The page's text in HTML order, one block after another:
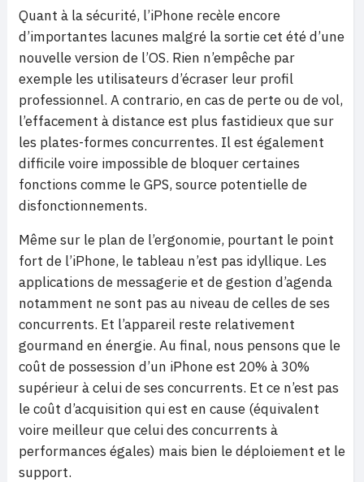
Quant à la sécurité, l’iPhone recèle encore
d’importantes lacunes malgré la sortie cet été d’une
nouvelle version de l’OS. Rien n’empêche par
exemple les utilisateurs d’écraser leur profil
professionnel. A contrario, en cas de perte ou de vol,
l’effacement à distance est plus fastidieux que sur
les plates-formes concurrentes. Il est également
difficile voire impossible de bloquer certaines
fonctions comme le GPS, source potentielle de
disfonctionnements.
Même sur le plan de l’ergonomie, pourtant le point
fort de l’iPhone, le tableau n’est pas idyllique. Les
applications de messagerie et de gestion d’agenda
notamment ne sont pas au niveau de celles de ses
concurrents. Et l’appareil reste relativement
gourmand en énergie. Au final, nous pensons que le
coût de possession d’un iPhone est 20% à 30%
supérieur à celui de ses concurrents. Et ce n’est pas
le coût d’acquisition qui est en cause (équivalent
voire meilleur que celui des concurrents à
performances égales) mais bien le déploiement et le
support.